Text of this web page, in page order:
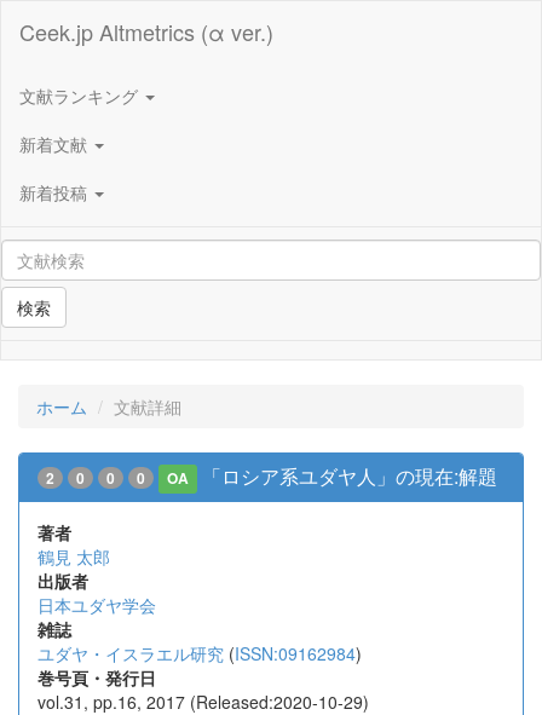
Ceek.jp Altmetrics (α ver.)
文献ランキング
新着文献
新着投稿
検索
ホーム 文献詳細
2 0 0 0 OA 「ロシア系ユダヤ人」の現在:解題
著者
鶴見 太郎
出版者
日本ユダヤ学会
雑誌
ユダヤ・イスラエル研究 (ISSN:09162984)
巻号頁・発行日
vol.31, pp.16, 2017 (Released:2020-10-29)